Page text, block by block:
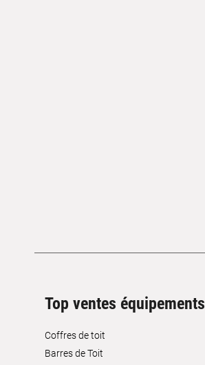
Top ventes équipements
Coffres de toit
Barres de Toit